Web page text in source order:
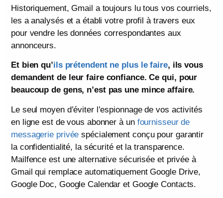
Historiquement, Gmail a toujours lu tous vos courriels,
les a analysés et a établi votre profil à travers eux
pour vendre les données correspondantes aux
annonceurs.
Et bien qu’ils prétendent ne plus le faire, ils vous
demandent de leur faire confiance. Ce qui, pour
beaucoup de gens, n’est pas une mince affaire.
Le seul moyen d’éviter l’espionnage de vos activités
en ligne est de vous abonner à un fournisseur de
messagerie privée spécialement conçu pour garantir
la confidentialité, la sécurité et la transparence.
Mailfence est une alternative sécurisée et privée à
Gmail qui remplace automatiquement Google Drive,
Google Doc, Google Calendar et Google Contacts.